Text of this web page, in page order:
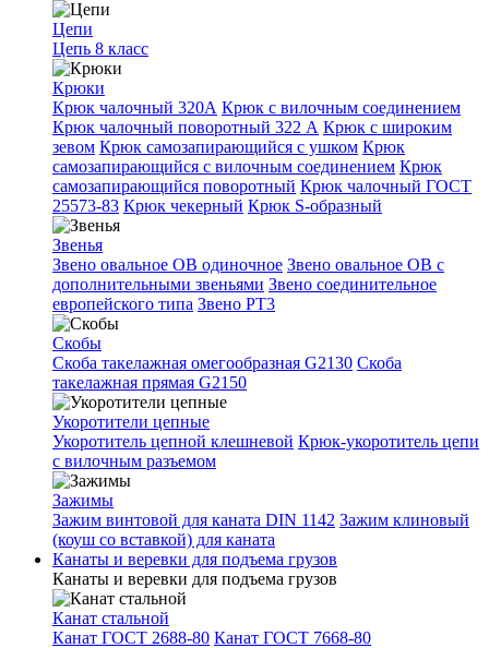
Цепи
Цепь 8 класс
Крюки
Крюк чалочный 320А Крюк с вилочным соединением
Крюк чалочный поворотный 322 А Крюк с широким
зевом Крюк самозапирающийся с ушком Крюк
самозапирающийся с вилочным соединением Крюк
самозапирающийся поворотный Крюк чалочный ГОСТ
25573-83 Крюк чекерный Крюк S-образный
Звенья
Звено овальное OB одиночное Звено овальное ОВ с
дополнительными звеньями Звено соединительное
европейского типа Звено РТ3
Скобы
Скоба такелажная омегообразная G2130 Скоба
такелажная прямая G2150
Укоротители цепные
Укоротитель цепной клешневой Крюк-укоротитель цепи
с вилочным разъемом
Зажимы
Зажим винтовой для каната DIN 1142 Зажим клиновый
(коуш со вставкой) для каната
Канаты и веревки для подъема грузов
Канаты и веревки для подъема грузов
Канат стальной
Канат ГОСТ 2688-80 Канат ГОСТ 7668-80